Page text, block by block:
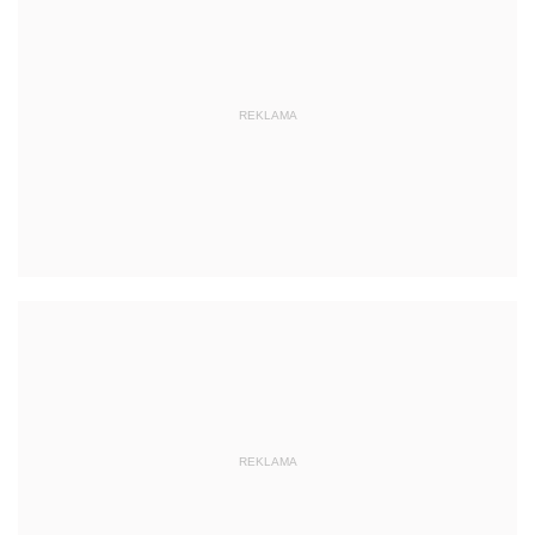
REKLAMA
REKLAMA